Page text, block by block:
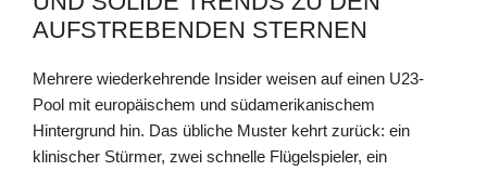
AUFSTREBENDEN STERNEN
Mehrere wiederkehrende Insider weisen auf einen U23-
Pool mit europäischem und südamerikanischem
Hintergrund hin. Das übliche Muster kehrt zurück: ein
klinischer Stürmer, zwei schnelle Flügelspieler, ein